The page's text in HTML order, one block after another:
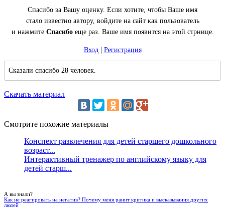
Спасибо за Вашу оценку. Если хотите, чтобы Ваше имя
стало известно автору, войдите на сайт как пользователь
и нажмите Спасибоеще раз. Ваше имя появится на этой стрнице.
Вход| Регистрация
Сказали спасибо 28 человек.
Скачать материал
Смотрите похожие материалы
Конспект развлечения для детей старшего дошкольного
возраст...
Интерактивный тренажер по английскому языку для
детей старш...
А вы знали?
Как не реагировать на негатив? Почему меня ранит критика и высказывания других
людей